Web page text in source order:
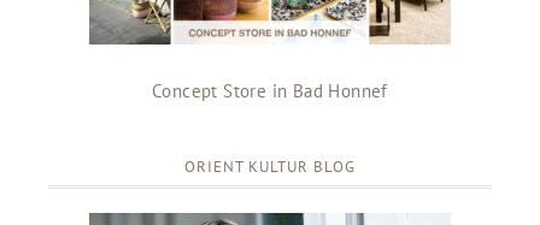
Concept Store in Bad Honnef
ORIENT KULTUR BLOG